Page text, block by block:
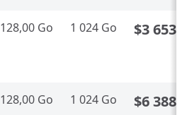
128,00 Go 1 024 Go $3
128,00 Go 1 024 Go $6